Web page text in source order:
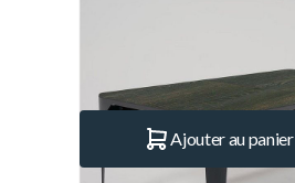
Ajouter au panier